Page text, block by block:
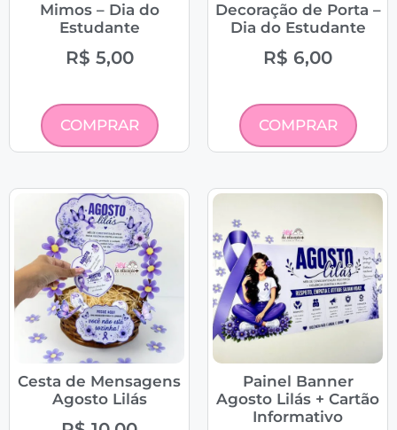
Mimos – Dia do
Estudante
R$ 5,00
COMPRAR
Decoração de Porta –
Dia do Estudante
R$ 6,00
COMPRAR
Cesta de Mensagens
Agosto Lilás
Painel Banner
Agosto Lilás + Cartão
Informativo